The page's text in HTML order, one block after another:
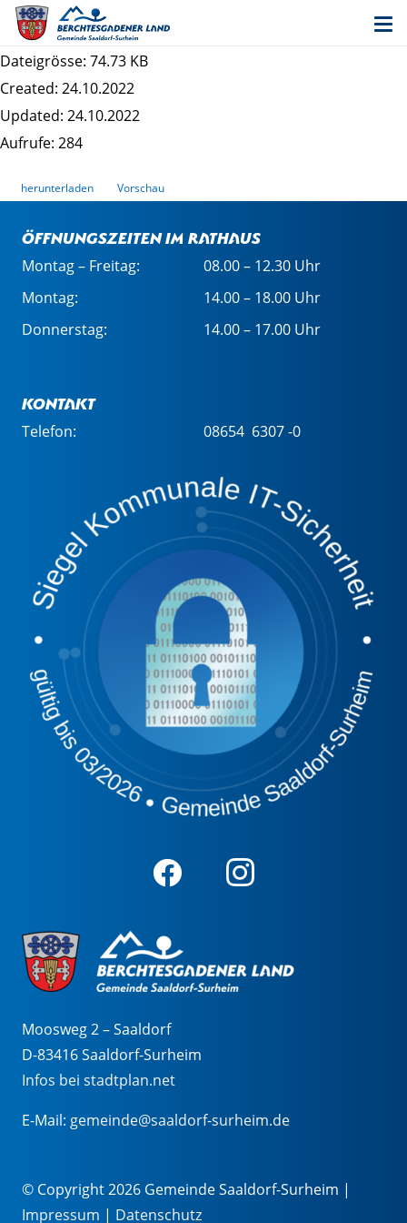
Datenschutzrechtliche Informationspflichten im
Bauleitplanverfahren - 20. Änderung FNP
Dateigrösse: 74.73 KB
Created: 24.10.2022
Updated: 24.10.2022
Aufrufe: 284
herunterladen Vorschau
Öffnungszeiten im Rathaus
Montag – Freitag:
08.00 – 12.30 Uhr
Montag:
14.00 – 18.00 Uhr
Donnerstag:
14.00 – 17.00 Uhr
Kontakt
Telefon: 08654 6307 -0
Moosweg 2 – Saaldorf
D-83416 Saaldorf-Surheim
Infos bei stadtplan.net
E-Mail: gemeinde@saaldorf-surheim.de
© Copyright 2026 Gemeinde Saaldorf-Surheim |
Impressum | Datenschutz